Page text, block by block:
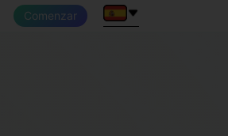
Comenzar